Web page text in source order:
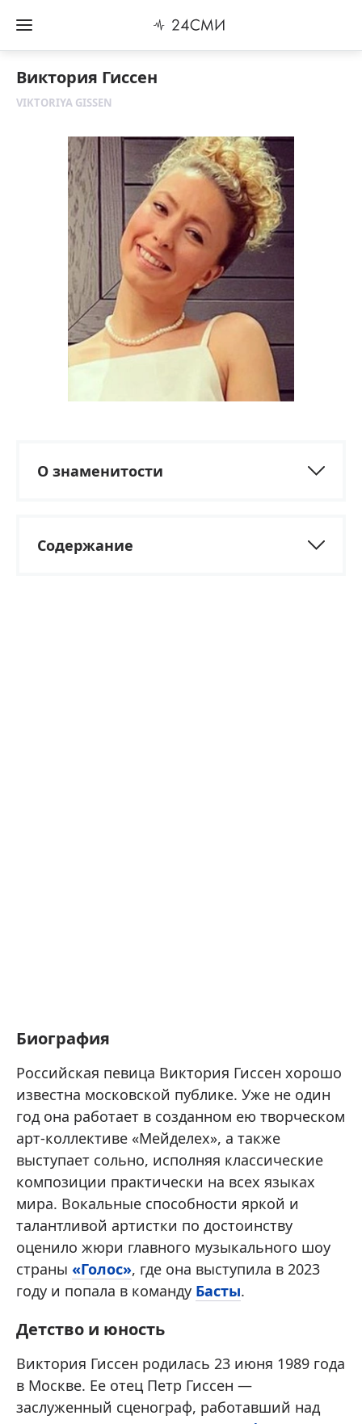
Виктория Гиссен
VIKTORIYA GISSEN
О знаменитости
Содержание
Биография
Российская певица Виктория Гиссен хорошо
известна московской публике. Уже не один
год она работает в созданном ею творческом
арт-коллективе «Мейделех», а также
выступает сольно, исполняя классические
композиции практически на всех языках
мира. Вокальные способности яркой и
талантливой артистки по достоинству
оценило жюри главного музыкального шоу
страны «Голос», где она выступила в 2023
году и попала в команду Басты.
Детство и юность
Виктория Гиссен родилась 23 июня 1989 года
в Москве. Ее отец Петр Гиссен —
заслуженный сценограф, работавший над